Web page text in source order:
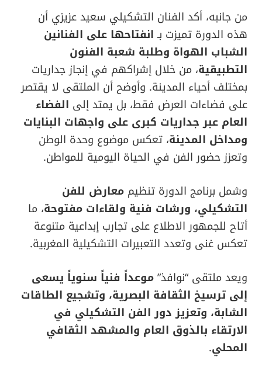
من جانبه، أكد الفنان التشكيلي سعيد عزيزي أن
هذه الدورة تميزت بـانفتاحها على الفنانين
الشباب الهواة وطلبة شعبة الفنون
التطبيقية، من خلال إشراكهم في إنجاز جداريات
بمختلف أحياء المدينة. وأوضح أن الملتقى لا يقتصر
على فضاءات العرض فقط، بل يمتد إلى الفضاء
العام عبر جداريات كبرى على واجهات البنايات
ومداخل المدينة، تعكس موضوع وحدة الوطن
وتعزز حضور الفن في الحياة اليومية للمواطن.
وشمل برنامج الدورة تنظيم معارض للفن
التشكيلي، ورشات فنية ولقاءات مفتوحة، ما
أتاح للجمهور الاطلاع على تجارب إبداعية متنوعة
تعكس غنى وتعدد التعبيرات التشكيلية المغربية.
ويعد ملتقى “نوافذ”موعداً فنياً سنوياً يسعى
إلى ترسيخ الثقافة البصرية، وتشجيع الطاقات
الشابة، وتعزيز دور الفن التشكيلي في
الارتقاء بالذوق العام والمشهد الثقافي
المحلي.